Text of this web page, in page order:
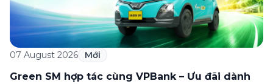
07 August 2026 Mới
Green SM hợp tác cùng VPBank – Ưu đãi dành